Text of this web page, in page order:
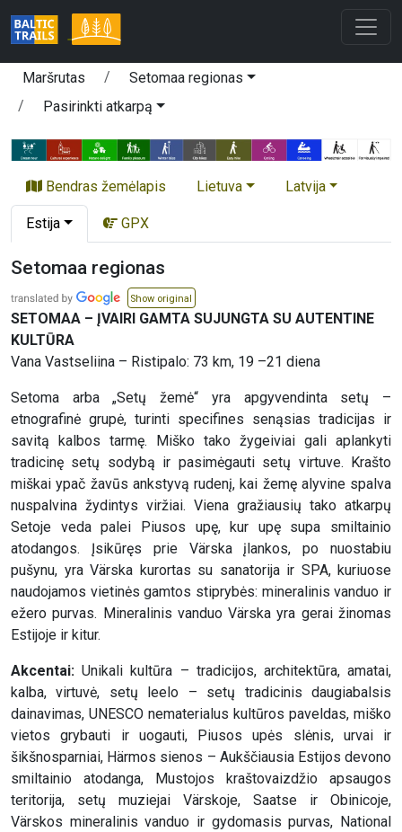
Maršrutas
Setomaa regionas
Pasirinkti atkarpą
Bendras žemėlapis Lietuva Latvija
Estija GPX
Setomaa regionas
Show original
SETOMAA – ĮVAIRI GAMTA SUJUNGTA SU AUTENTINE
KULTŪRA
Vana Vastseliina – Ristipalo: 73 km, 19 –21 diena
Setoma arba „Setų žemė“ yra apgyvendinta setų –
etnografinė grupė, turinti specifines senąsias tradicijas ir
savitą kalbos tarmę. Miško tako žygeiviai gali aplankyti
tradicinę setų sodybą ir pasimėgauti setų virtuve. Krašto
miškai ypač žavūs ankstyvą rudenį, kai žemę alyvine spalva
nuspalvina žydintys viržiai. Viena gražiausių tako atkarpų
Setoje veda palei Piusos upę, kur upę supa smiltainio
atodangos. Įsikūręs prie Värska įlankos, po nuostabiu
pušynu, yra Värska kurortas su sanatorija ir SPA, kuriuose
naudojamos vietinės gamtos stiprybės: mineralinis vanduo ir
ežero purvas. Mineralinis vanduo Värska yra gerai žinomas
Estijoje ir kitur.
Akcentai: Unikali kultūra – tradicijos, architektūra, amatai,
kalba, virtuvė, setų leelo – setų tradicinis daugiabalsis
dainavimas, UNESCO nematerialus kultūros paveldas, miško
vietos grybauti ir uogauti, Piusos upės slėnis, urvai ir
šikšnosparniai, Härmos sienos – Aukščiausia Estijos devono
smiltainio atodanga, Mustojos kraštovaizdžio apsaugos
teritorija, setų muziejai Värskoje, Saatse ir Obinicoje,
Värskos mineralinis vanduo ir gydomasis purvas, National